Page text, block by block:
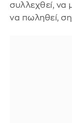
συλλεχθεί, να
να πωληθεί,